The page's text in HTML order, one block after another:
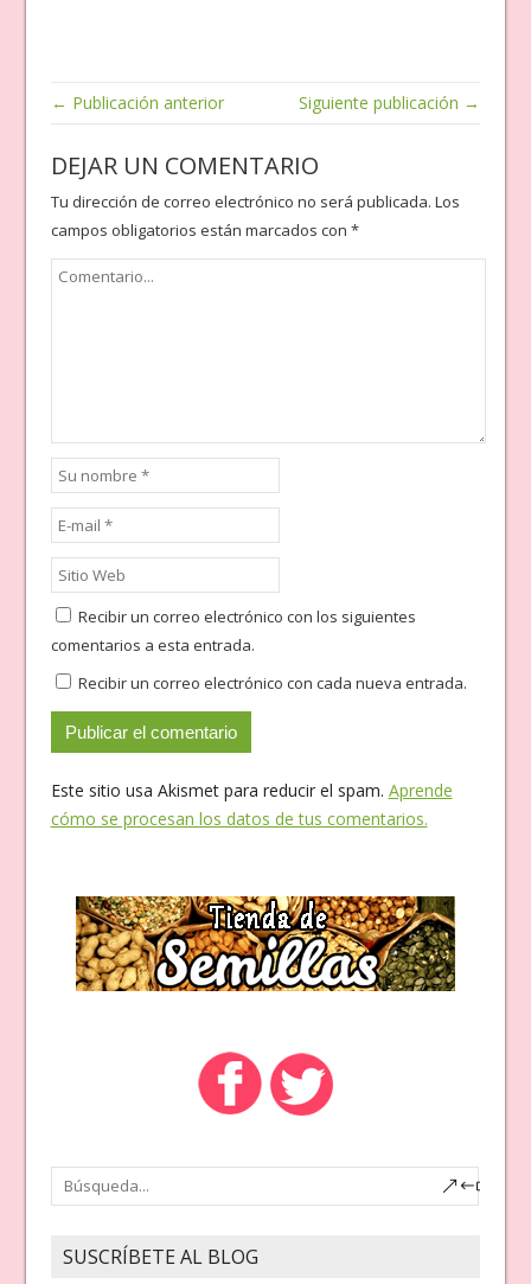
← Publicación anterior Siguiente publicación →
DEJAR UN COMENTARIO
Tu dirección de correo electrónico no será publicada. Los
campos obligatorios están marcados con *
Recibir un correo electrónico con los siguientes
comentarios a esta entrada.
Recibir un correo electrónico con cada nueva entrada.
Este sitio usa Akismet para reducir el spam. Aprende
cómo se procesan los datos de tus comentarios.
SUSCRÍBETE AL BLOG